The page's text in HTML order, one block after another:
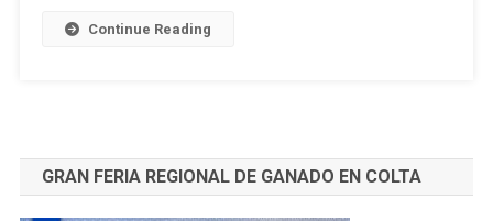
Continue Reading
GRAN FERIA REGIONAL DE GANADO EN COLTA